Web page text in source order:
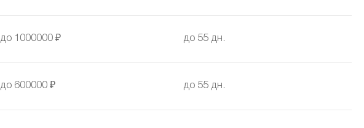
до 1000000 ₽ до 55 дн.
до 600000 ₽ до 55 дн.